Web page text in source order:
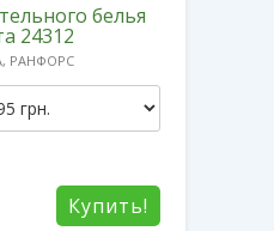
белья
24312
РАНФОРС
Купить!